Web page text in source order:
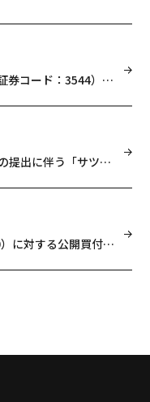
サツドラホールディングス株式会社（証券コード：3544）の普通株式に対する公開買付けの結果に関するお知らせ
（変更）公開買付届出書の訂正届出書の提出に伴う「サツドラホールディングス株式会社 （証券コード：3544）の普通株式に対する公開買付けの開始に関するお知らせ」の変更に関するお知らせ
オリコン株式会社（証券コード：4800）に対する公開買付けの結果に関するお知らせ